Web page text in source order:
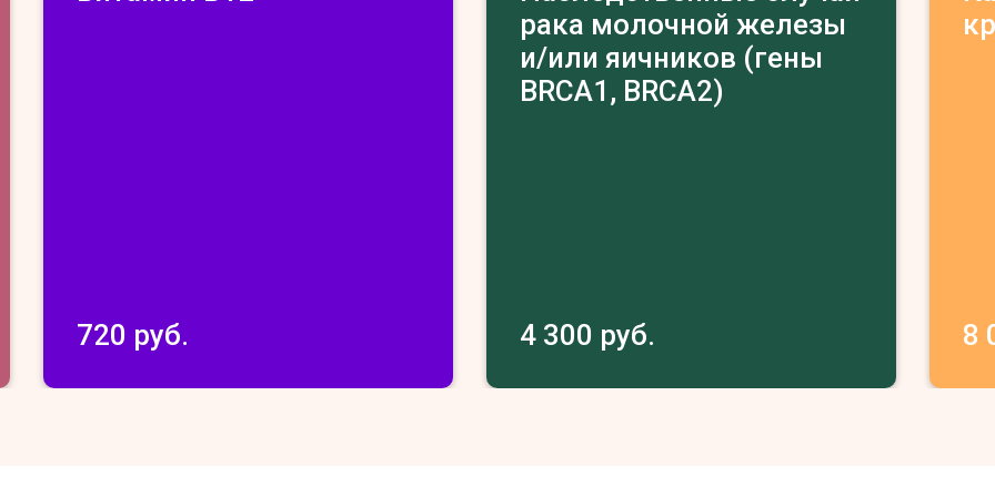
720 руб.
рака молочной железы
и/или яичников (гены
BRCA1, BRCA2)
4 300 руб. 8